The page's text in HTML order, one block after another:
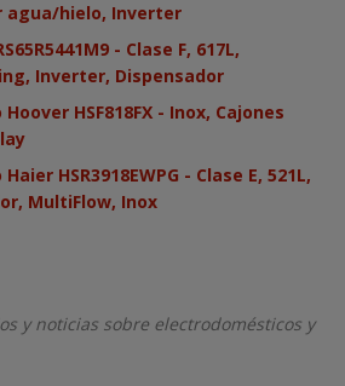
agua/hielo, Inverter
- Clase F, 617L,
Inverter, Dispensador
HSF818FX - Inox, Cajones
HSR3918EWPG - Clase E, 521L,
MultiFlow, Inox
y noticias sobre electrodomésticos y